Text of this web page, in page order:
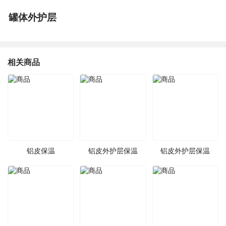
罐体外护层
相关商品
铝皮保温 铝皮外护层保温 铝皮外护层保温